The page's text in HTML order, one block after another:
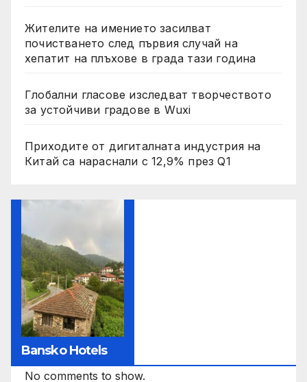
Жителите на имението засилват
почистването след първия случай на
хепатит на плъхове в града тази година
Глобални гласове изследват творчеството
за устойчиви градове в Wuxi
Приходите от дигиталната индустрия на
Китай са нараснали с 12,9% през Q1
Bansko Hotels
No comments to show.